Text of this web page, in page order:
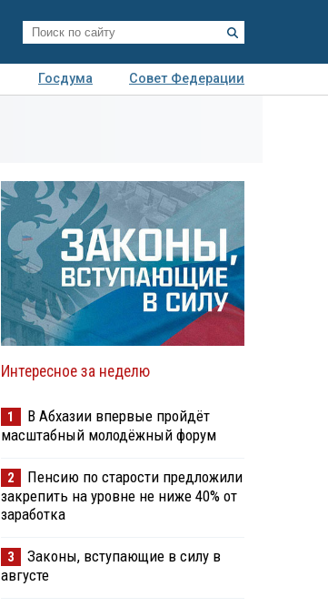
Госдума
Совет Федерации
Интересное за неделю
1
В Абхазии впервые пройдёт
масштабный молодёжный форум
2
Пенсию по старости предложили
закрепить на уровне не ниже 40% от
заработка
3
Законы, вступающие в силу в
августе